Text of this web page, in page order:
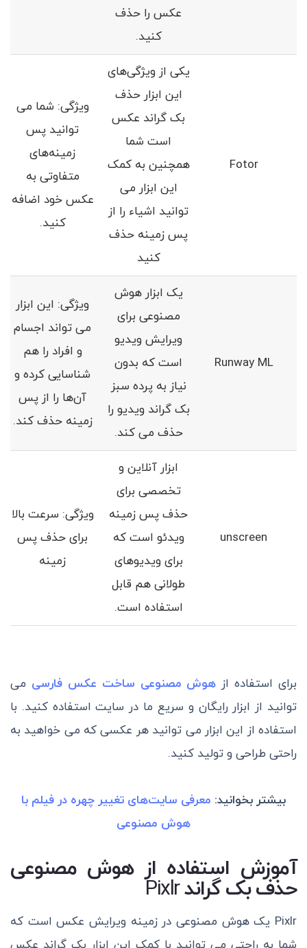
عکس را حذف
کنید.
Fotor
یکی از ویژگی‌های
این ابزار حذف
بک گراند عکس
است شما
همچنین به کمک
این ابزار می
توانید اشیاء را از
پس زمینه حذف
کنید
ویژگی‌: شما می
توانید پس
زمینه‌های
متفاوتی به
عکس خود اضافه
کنید.
Runway ML
یک ابزار هوش
مصنوعی برای
ویرایش ویدیو
است که بدون
نیاز به پرده سبز
بک گراند ویدیو را
حذف می کند.
ویژگی‌: این ابزار
می تواند اجسام
و افراد را هم
شناسایی کرده و
آن‌ها را از پس
زمینه حذف کند.
unscreen
ابزار آنلاین و
تخصصی برای
حذف پس زمینه
ویدئو است که
برای ویدیوهای
طولانی هم قابل
استفاده است.
ویژگی‌: سرعت بالا
برای حذف پس
زمینه
برای استفاده ازهوش مصنوعی ساخت عکس فارسی می
توانید از ابزار رایگان و سریع ما در سایت استفاده کنید. با
استفاده از این ابزار می توانید هر عکسی که می خواهید به
راحتی طراحی و تولید کنید.
بیشتر بخوانید: معرفی سایت‌های تغییر چهره در فیلم با
هوش مصنوعی
آموزش استفاده از هوش مصنوعی
حذف بک گراندPixlr
Pixlr یک هوش مصنوعی در زمینه ویرایش عکس است که